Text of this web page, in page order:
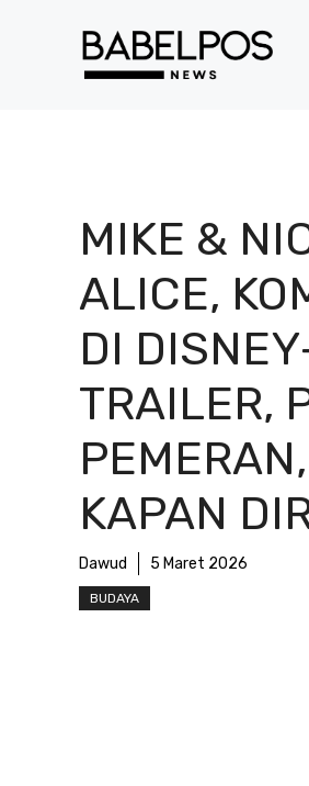
MIKE &
ALICE,
DI
TRAILER,
KAPAN
Dawud 5 Maret 2026
BUDAYA